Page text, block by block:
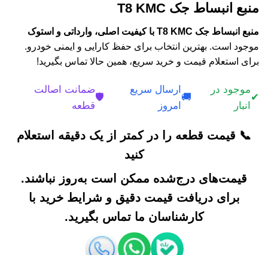
منبع انبساط جک T8 KMC
منبع انبساط جک T8 KMC با کیفیت اصلی، وارداتی و استوک
موجود است. بهترین انتخاب برای حفظ کارایی و ایمنی خودرو.
برای استعلام قیمت و خرید سریع، همین حالا تماس بگیرید!
✔
موجود در
انبار
🚚
ارسال سریع
امروز
🛡️
ضمانت اصالت
قطعه
📞 قیمت قطعه را در کمتر از یک دقیقه استعلام
کنید
قیمت‌های درج‌شده ممکن است به‌روز نباشند.
برای دریافت قیمت دقیق و شرایط خرید با
کارشناسان ما تماس بگیرید.